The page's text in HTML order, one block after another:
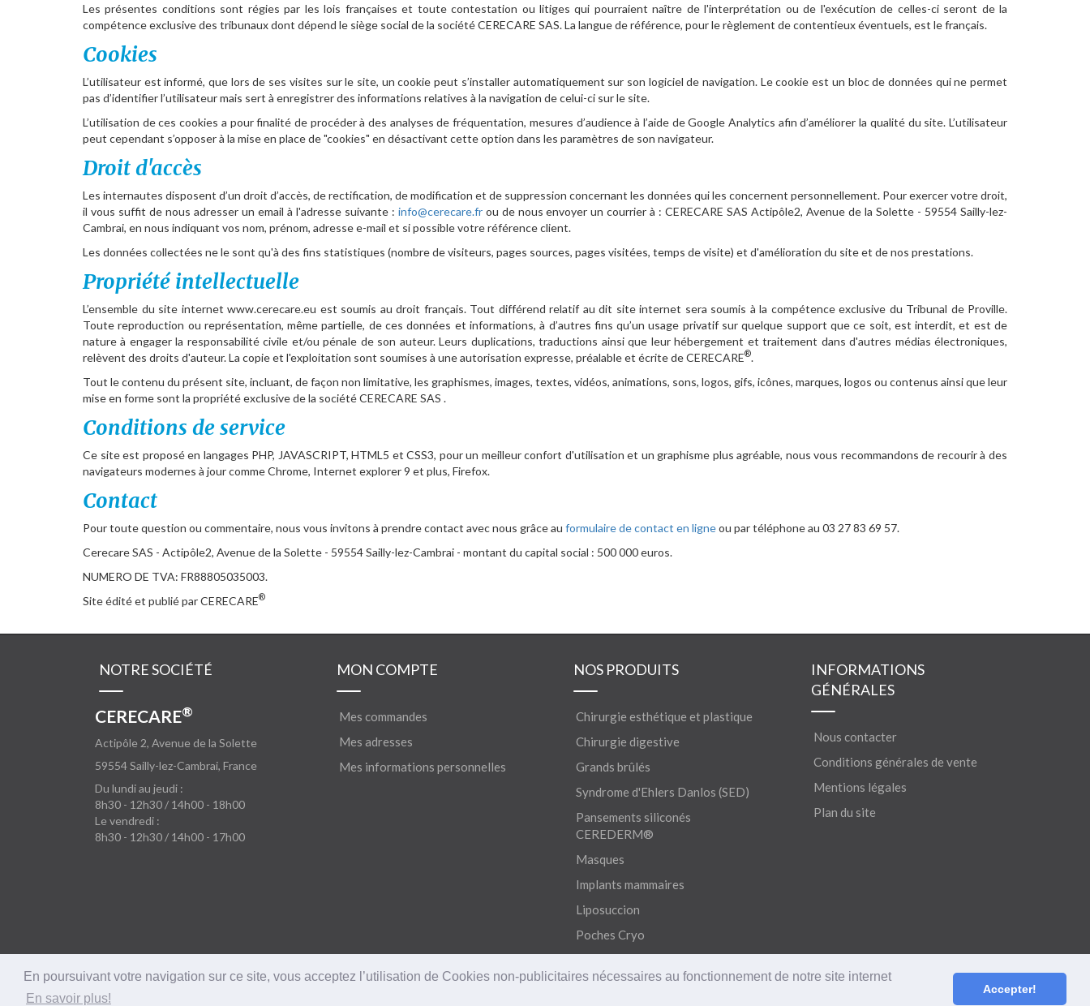
En poursuivant votre navigation sur ce site, vous acceptez l’utilisation de Cookies non-publicitaires nécessaires au fonctionnement de notre site internet
En savoir plus!
Accepter!
Les présentes conditions sont régies par les lois françaises et toute contestation ou litiges qui pourraient naître de l'interprétation ou de l'exécution de celles-ci seront de la
compétence exclusive des tribunaux dont dépend le siège social de la société CERECARE SAS. La langue de référence, pour le règlement de contentieux éventuels, est le français.
Cookies
L’utilisateur est informé, que lors de ses visites sur le site, un cookie peut s’installer automatiquement sur son logiciel de navigation. Le cookie est un bloc de données qui ne permet
pas d’identifier l’utilisateur mais sert à enregistrer des informations relatives à la navigation de celui-ci sur le site.
L’utilisation de ces cookies a pour finalité de procéder à des analyses de fréquentation, mesures d’audience à l’aide de Google Analytics afin d’améliorer la qualité du site. L’utilisateur
peut cependant s’opposer à la mise en place de "cookies" en désactivant cette option dans les paramètres de son navigateur.
Droit d'accès
Les internautes disposent d’un droit d’accès, de rectification, de modification et de suppression concernant les données qui les concernent personnellement. Pour exercer votre droit,
il vous suffit de nous adresser un email à l'adresse suivante : info@cerecare.frou de nous envoyer un courrier à : CERECARE SAS Actipôle2, Avenue de la Solette - 59554 Sailly-lez-
Cambrai, en nous indiquant vos nom, prénom, adresse e-mail et si possible votre référence client.
Les données collectées ne le sont qu'à des fins statistiques (nombre de visiteurs, pages sources, pages visitées, temps de visite) et d'amélioration du site et de nos prestations.
Propriété intellectuelle
L’ensemble du site internet www.cerecare.eu est soumis au droit français. Tout différend relatif au dit site internet sera soumis à la compétence exclusive du Tribunal de Proville.
Toute reproduction ou représentation, même partielle, de ces données et informations, à d’autres fins qu’un usage privatif sur quelque support que ce soit, est interdit, et est de
nature à engager la responsabilité civile et/ou pénale de son auteur. Leurs duplications, traductions ainsi que leur hébergement et traitement dans d'autres médias électroniques,
relèvent des droits d'auteur. La copie et l'exploitation sont soumises à une autorisation expresse, préalable et écrite de CERECARE®.
Tout le contenu du présent site, incluant, de façon non limitative, les graphismes, images, textes, vidéos, animations, sons, logos, gifs, icônes, marques, logos ou contenus ainsi que leur
mise en forme sont la propriété exclusive de la société CERECARE SAS .
Conditions de service
Ce site est proposé en langages PHP, JAVASCRIPT, HTML5 et CSS3, pour un meilleur confort d'utilisation et un graphisme plus agréable, nous vous recommandons de recourir à des
navigateurs modernes à jour comme Chrome, Internet explorer 9 et plus, Firefox.
Contact
Pour toute question ou commentaire, nous vous invitons à prendre contact avec nous grâce au formulaire de contact en ligneou par téléphone au 03 27 83 69 57.
Cerecare SAS - Actipôle2, Avenue de la Solette - 59554 Sailly-lez-Cambrai - montant du capital social : 500 000 euros.
NUMERO DE TVA: FR88805035003.
Site édité et publié par CERECARE®
NOTRE SOCIÉTÉ
CERECARE®
Actipôle 2, Avenue de la Solette
59554Sailly-lez-Cambrai, France
Du lundi au jeudi :
8h30 - 12h30 / 14h00 - 18h00
Le vendredi :
8h30 - 12h30 / 14h00 - 17h00
MON COMPTE
Mes commandes
Mes adresses
Mes informations personnelles
NOS PRODUITS
Chirurgie esthétique et plastique
Chirurgie digestive
Grands brûlés
Syndrome d'Ehlers Danlos (SED)
Pansements siliconés
CEREDERM®
Masques
Implants mammaires
Liposuccion
Poches Cryo
INFORMATIONS
GÉNÉRALES
Nous contacter
Conditions générales de vente
Mentions légales
Plan du site
Copyright 2018